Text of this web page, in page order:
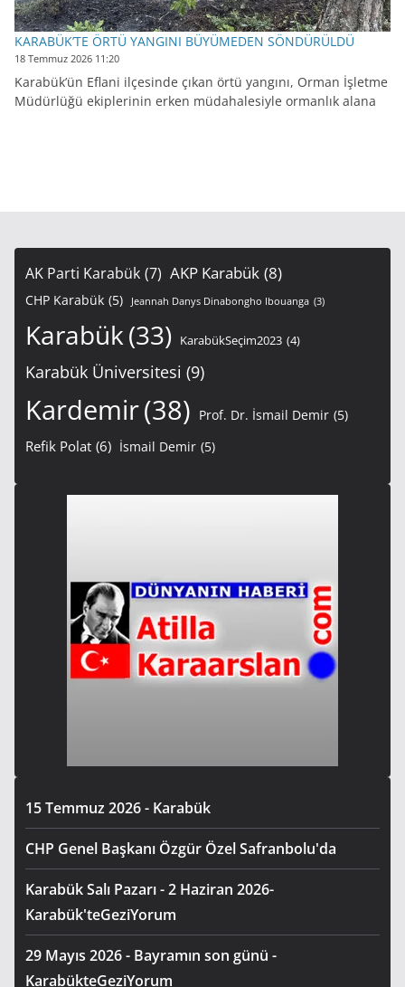
KARABÜK’TE ÖRTÜ YANGINI BÜYÜMEDEN SÖNDÜRÜLDÜ
18 Temmuz 2026 11:20
Karabük’ün Eflani ilçesinde çıkan örtü yangını, Orman İşletme
Müdürlüğü ekiplerinin erken müdahalesiyle ormanlık alana
AK Parti Karabük (7) AKP Karabük (8)
CHP Karabük (5) Jeannah Danys Dinabongho Ibouanga (3)
Karabük(33) KarabükSeçim2023 (4)
Karabük Üniversitesi (9)
Kardemir(38) Prof. Dr. İsmail Demir (5)
Refik Polat (6) İsmail Demir (5)
15 Temmuz 2026 - Karabük
CHP Genel Başkanı Özgür Özel Safranbolu'da
Karabük Salı Pazarı - 2 Haziran 2026-
Karabük'teGeziYorum
29 Mayıs 2026 - Bayramın son günü -
KarabükteGeziYorum